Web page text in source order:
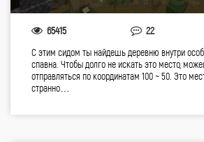
65415 22
С этим сидом ты найдешь деревню внутри
спавна. Чтобы долго не искать это место,
отправляться по координатам 100 ~ 50. Это
странно…